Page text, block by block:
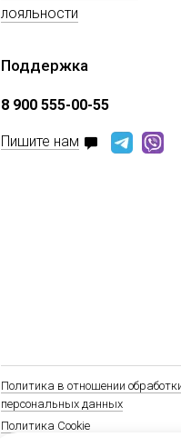
лояльности
Поддержка
8 900 555-00-55
Пишите нам
Политика в отношении
персональных данных
Политика Cookie